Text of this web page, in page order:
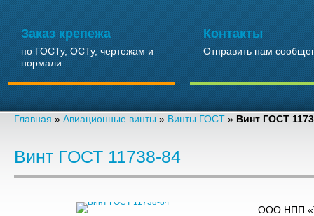
Заказ крепежа
по ГОСТу, ОСТу, чертежам и
нормали
Контакты
Отправить нам
Главная » Авиационные винты » Винты ГОСТ » Винт ГОСТ
Винт ГОСТ 11738-84
ООО НПП